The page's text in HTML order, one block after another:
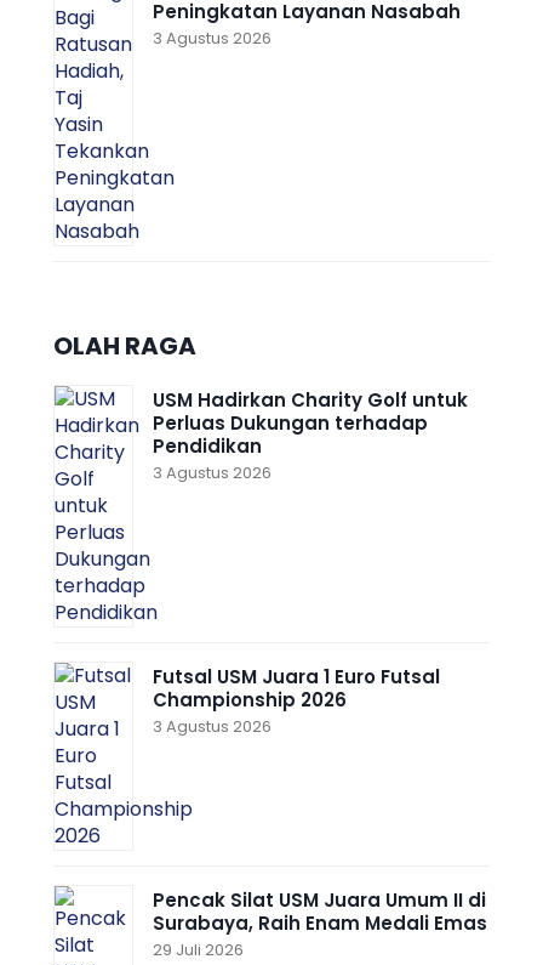
Peningkatan Layanan Nasabah
3 Agustus 2026
OLAH RAGA
USM Hadirkan Charity Golf untuk
Perluas Dukungan terhadap
Pendidikan
3 Agustus 2026
Futsal USM Juara 1 Euro Futsal
Championship 2026
3 Agustus 2026
Pencak Silat USM Juara Umum II di
Surabaya, Raih Enam Medali Emas
29 Juli 2026